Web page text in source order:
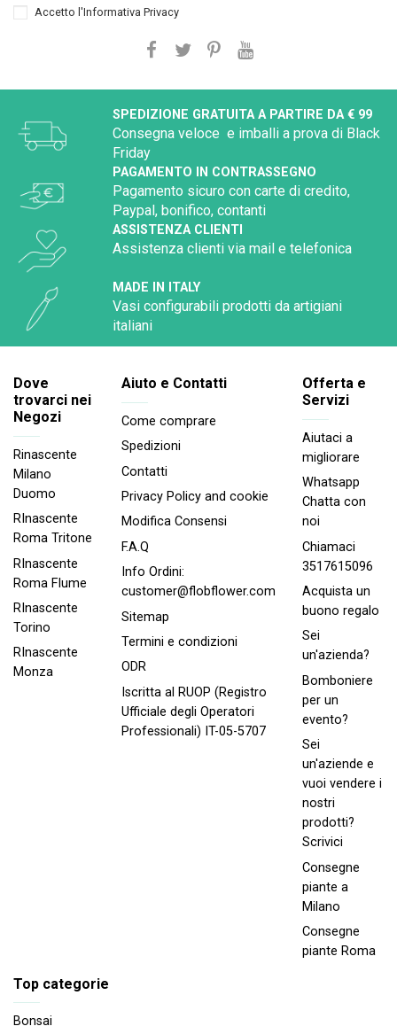
Accetto l'Informativa Privacy
SPEDIZIONE GRATUITA A PARTIRE DA € 99
Consegna veloce e imballi a prova di Black
Friday
PAGAMENTO IN CONTRASSEGNO
Pagamento sicuro con carte di credito,
Paypal, bonifico, contanti
ASSISTENZA CLIENTI
Assistenza clienti via mail e telefonica
MADE IN ITALY
Vasi configurabili prodotti da artigiani
italiani
Dove
trovarci nei
Negozi
Rinascente
Milano
Duomo
RInascente
Roma Tritone
RInascente
Roma FIume
RInascente
Torino
RInascente
Monza
Aiuto e Contatti
Come comprare
Spedizioni
Contatti
Privacy Policy and cookie
Modifica Consensi
F.A.Q
Info Ordini:
customer@flobflower.com
Sitemap
Termini e condizioni
ODR
Iscritta al RUOP (Registro
Ufficiale degli Operatori
Professionali) IT-05-5707
Offerta e
Servizi
Aiutaci a
migliorare
Whatsapp
Chatta con
noi
Chiamaci
3517615096
Acquista un
buono regalo
Sei
un'azienda?
Bomboniere
per un
evento?
Sei
un'aziende e
vuoi vendere i
nostri
prodotti?
Scrivici
Consegne
piante a
Milano
Consegne
piante Roma
Top categorie
Bonsai